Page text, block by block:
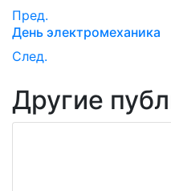
Пред.
День электромеханика
След.
Другие